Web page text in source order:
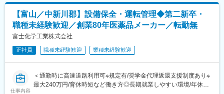
・男性の育児休業の実績あり
https://www.fujichemical.co.jp/recruit/innovation.html#welfare
変更の範囲：会社の定める業務
■教育体制：
医薬品製造は手順書に沿って決まった基準通りに製造することが
最も重要です。そのため、まずは手順書を熟読いただきその後現
場でのOJTがスタートします。生産ラインの各リーダーからOJTを
受け、わからないことは質問できる環境です。慣れやすいライン
から1ライン数日ごとに経験し、6か月くらいしたら生産ラインを
一通り覚え、一人前になることができます。営業、倉庫作業、銀
行員、事務などの出身でご活躍されている方がいます！
■配属先について：
【富山／中新川郡】設備保全・運転管理◆第二新卒・
職種未経験歓迎／創業80年医薬品メーカー／転勤無
富士化学工業株式会社
正社員 職種未経験歓迎 業種未経験歓迎
仕事内容
＜通勤時に高速道路利用可※規定有/奨学金代理返還支援制度あり※
最大240万円/育休時短など働き方◎長期就業しやすい環境/年休